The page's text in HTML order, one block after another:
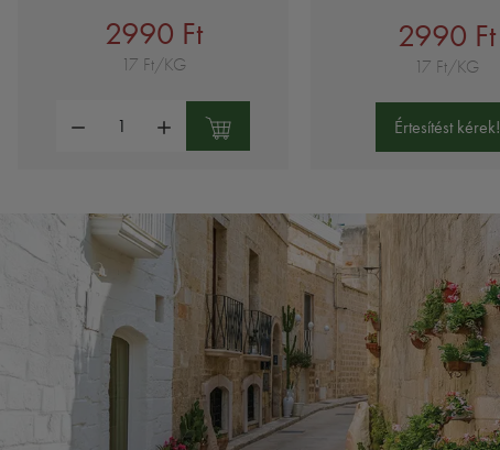
2990 Ft
17 Ft/KG
2990 Ft
17 Ft/KG
Értesítést kérek!